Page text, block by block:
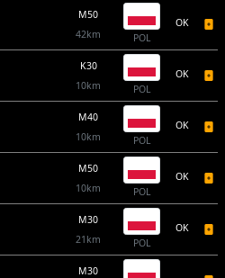
M50
42km
POL
OK
K30
10km
POL
OK
M40
10km
POL
OK
M50
10km
POL
OK
M30
21km
POL
OK
M30